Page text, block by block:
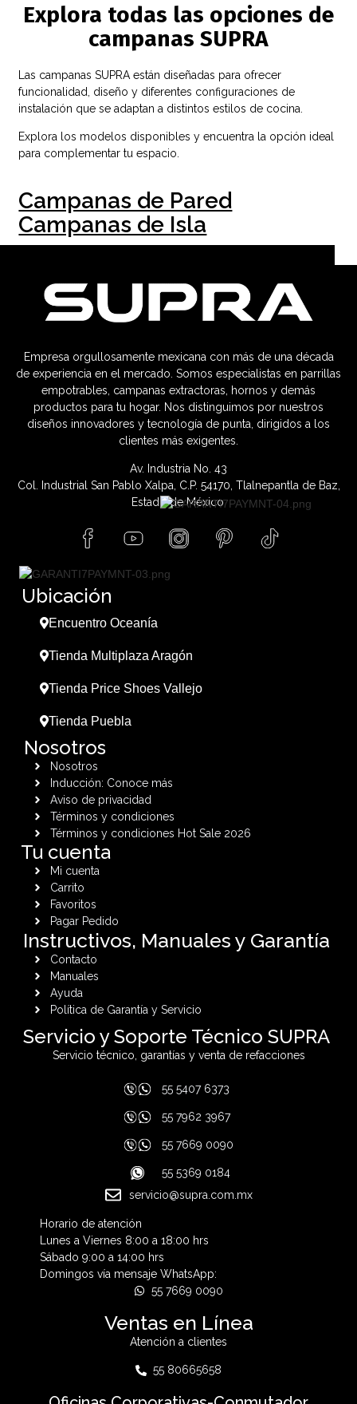
Explora todas las opciones de
campanas SUPRA
Las campanas SUPRA están diseñadas para ofrecer
funcionalidad, diseño y diferentes configuraciones de
instalación que se adaptan a distintos estilos de cocina.
Explora los modelos disponibles y encuentra la opción ideal
para complementar tu espacio.
Campanas de Pared
Campanas de Isla
Empresa orgullosamente mexicana con más de una década
de experiencia en el mercado. Somos especialistas en parrillas
empotrables, campanas extractoras, hornos y demás
productos para tu hogar. Nos distinguimos por nuestros
diseños innovadores y tecnología de punta, dirigidos a los
clientes más exigentes.
Av. Industria No. 43
Col. Industrial San Pablo Xalpa, C.P. 54170, Tlalnepantla de Baz,
Estado de México.
Ubicación
Encuentro Oceanía
Tienda Multiplaza Aragón
Tienda Price Shoes Vallejo
Tienda Puebla
Nosotros
Nosotros
Inducción: Conoce más
Aviso de privacidad
Términos y condiciones
Términos y condiciones Hot Sale 2026
Tu cuenta
Mi cuenta
Carrito
Favoritos
Pagar Pedido
Instructivos, Manuales y Garantía
Contacto
Manuales
Ayuda
Política de Garantía y Servicio
Servicio y Soporte Técnico SUPRA
Servicio técnico, garantías y venta de refacciones
55 5407 6373
55 7962 3967
55 7669 0090
55 5369 0184
servicio@supra.com.mx
Horario de atención
Lunes a Viernes 8:00 a 18:00 hrs
Sábado 9:00 a 14:00 hrs
Domingos vía mensaje WhatsApp:
55 7669 0090
Ventas en Línea
Atención a clientes
55 80665658